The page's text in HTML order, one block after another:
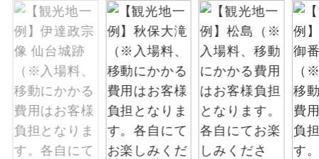
露天風呂
ご宿泊ホテルに露天風呂が付いていま
す。
大浴場 ご宿泊ホテルに大浴場が付いています。
全食事付き
全てのお食事が付いていますので、お食
事の心配はいりません。（機内食を除
く）
て、ご旅行の契約が成立となります。
ご予約方法について
ウェブ限定コースとなりますので、コールセ
ンター及びカウンターでのお申し込みはでき
ません。